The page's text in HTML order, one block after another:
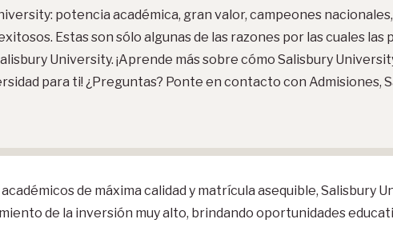
potencia académica, gran valor, campeones nacionales,
Estas son sólo algunas de las razones por las cuales las
University. ¡Aprende más sobre cómo Salisbury
para ti! ¿Preguntas? Ponte en contacto con Admisiones,
de máxima calidad y matrícula asequible, Salisbury
de la inversión muy alto, brindando oportunidades